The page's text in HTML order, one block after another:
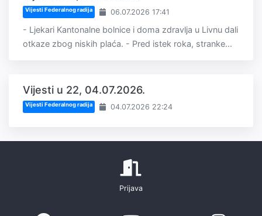
Vijesti Federalnog radija 06.07.2026 17:41
- Ljekari Kantonalne bolnice i doma zdravlja u Livnu dali
otkaze zbog niskih plaća. - Pred istek roka, stranke...
Vijesti u 22, 04.07.2026.
Vijesti Federalnog radija 04.07.2026 22:24
Prijava